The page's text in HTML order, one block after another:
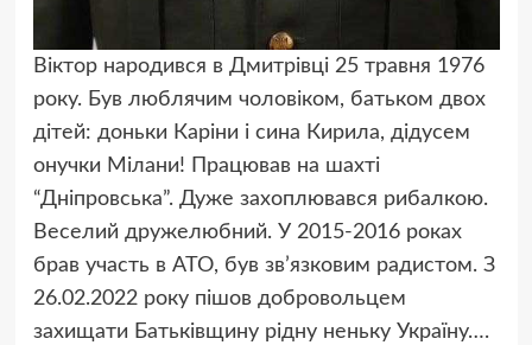
Віктор народився в Дмитрівці 25 травня 1976
року. Був люблячим чоловіком, батьком двох
дітей: доньки Каріни і сина Кирила, дідусем
онучки Мілани! Працював на шахті
“Дніпровська”. Дуже захоплювався рибалкою.
Веселий дружелюбний. У 2015-2016 роках
брав участь в АТО, був зв’язковим радистом. З
26.02.2022 року пішов добровольцем
захищати Батьківщину рідну неньку Україну….